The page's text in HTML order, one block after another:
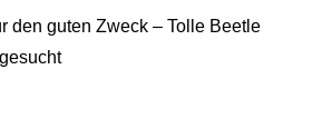
den guten Zweck – Tolle Beetle